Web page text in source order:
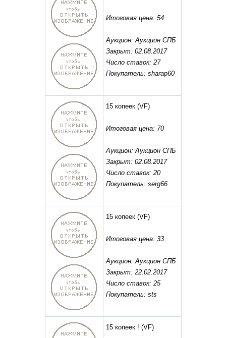
Итоговая цена: 54
Аукцион: Аукцион СПБ
Закрыт: 02.08.2017
Число ставок: 27
Покупатель: sharap60
15 копеек (VF)
Итоговая цена: 70
Аукцион: Аукцион СПБ
Закрыт: 02.08.2017
Число ставок: 20
Покупатель: serg66
15 копеек (VF)
Итоговая цена: 33
Аукцион: Аукцион СПБ
Закрыт: 22.02.2017
Число ставок: 25
Покупатель: sts
15 копеек ! (VF)